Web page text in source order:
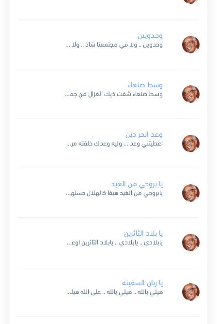
وحدويين
وحدوين .. ولا في مجتمعنا شاذ .. ولا فينا انفصالي وحدوين .. ولا هذا جنوبي عاد .. ولا هذا شمالي بات يحضنا وطن .. وحدوي اسمه اليمن رفرفي يا راية...
وسط صنعاء
وسط صنعاء شفت ذيك الغزال من جماله طار عقلي وإرتبش مارآت عيني كحسنه والدلال لا بأرض الهند ولا أرض الحبش كامل الأوصاف محمود الخصال كل من شافه تعجب وإندهش خده...
وعد الحر دين
اعطيتني وعد … وليه وعدك خلفته مرتين والوعد كالرعد … يابن الناس وعد الحر دين ليه يا وافي خلفت الوعد ليه اللي في قلبك تعال قلي عليه ليه نتباعد وانا...
يا بروحي من الغيد
يابروحي من الغيد هيفا كالهلال حسنها شل روحي وعقلي غانية مالها في الغواني من مثال لا ولا في المحبين مثلي حين خاطبتها الوصل قالت ما الوصال وايش تبغي من الوصل...
يا بلاد الثائرين
يابلادي .. يابلادي .. يابلاد الثائرين اوعدك اني اعيش العمر مخاص لك امين انت يلي تستحقي كل حبي والحنين مسكنك في وسط قلبي انت في عيني اليمين يابلادي .. يابلادي...
يا ربان السفينه
هيلي يالله .. هيلي يالله .. على الله هيلي يالله .. هيلي يالله .. على الله ياربان قود السفينة .. ياربان لا تبالي بأرتفاع الموج والطوفان وصلنا بالسلامة .. بالسلامة...